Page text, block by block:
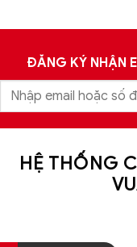
ĐĂNG KÝ NHẬN
HỆ THỐNG